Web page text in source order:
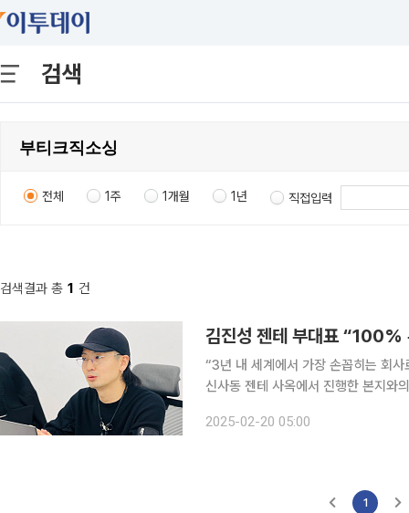
검색
전체 1주 1개월 1년 직접입력
검색결과 총 1 건
“3년 내 세계에서 가장 손꼽히는 회사로 성장할 것입니다.” 김
신사동 젠테 사옥에서 진행한 본지와
명이 의기투합해 공동 창업한 명품 플
2025-02-20 05:00
1